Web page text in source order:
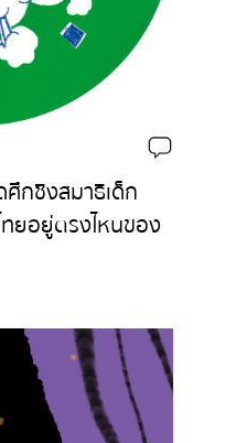
ศึกชิงสมาธิเด็ก
ทยอยู่ตรงไหนของ